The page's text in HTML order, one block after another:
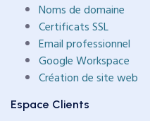
Noms de domaine
Certificats SSL
Email professionnel
Google Workspace
Création de site web
Espace Clients